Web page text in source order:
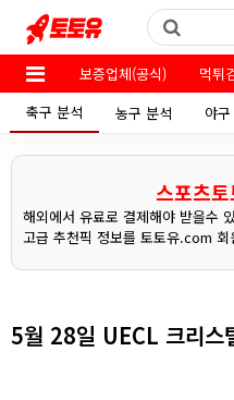
보증업체(공식) 먹튀
축구 분석
농구 분석 야
스포츠
해외에서 유료로 결제해야 받을수
고급 추천픽 정보를 토토유.com
5월 28일 UECL 크리스